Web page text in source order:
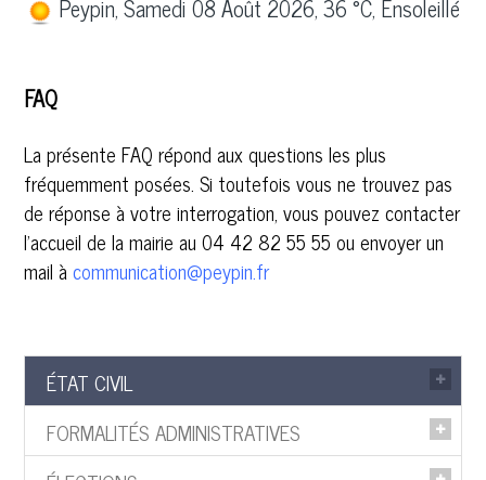
Peypin, Samedi 08 Août 2026, 36 °C, Ensoleillé
FAQ
La présente FAQ répond aux questions les plus
fréquemment posées. Si toutefois vous ne trouvez pas
de réponse à votre interrogation, vous pouvez contacter
l'accueil de la mairie au 04 42 82 55 55 ou envoyer un
mail àcommunication@peypin.fr
ÉTAT CIVIL
Peut-on faire une reconnaissance avant naissance
sur la commune de notre choix ?
FORMALITÉS ADMINISTRATIVES